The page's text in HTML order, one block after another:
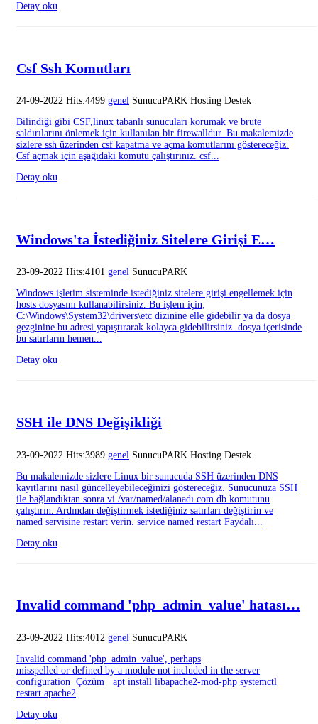
Detay oku
Csf Ssh Komutları
24-09-2022 Hits:4499 genel SunucuPARK Hosting Destek
Bilindiği gibi CSF,linux tabanlı sunucuları korumak ve brute
saldırılarını önlemek için kullanılan bir firewalldur. Bu makalemizde
sizlere ssh üzerinden csf kapatma ve açma komutlarını göstereceğiz.
Csf açmak için aşağıdaki komutu çalıştırınız. csf...
Detay oku
Windows'ta İstediğiniz Sitelere Girişi E…
23-09-2022 Hits:4101 genel SunucuPARK
Windows işletim sisteminde istediğiniz sitelere girişi engellemek için
hosts dosyasını kullanabilirsiniz. Bu işlem için;
C:\Windows\System32\drivers\etc dizinine elle gidebilir ya da dosya
gezginine bu adresi yapıştırarak kolayca gidebilirsiniz. dosya içerisinde
bu satırların hemen...
Detay oku
SSH ile DNS Değişikliği
23-09-2022 Hits:3989 genel SunucuPARK Hosting Destek
Bu makalemizde sizlere Linux bir sunucuda SSH üzerinden DNS
kayıtlarını nasıl güncelleyebileceğinizi göstereceğiz. Sunucunuza SSH
ile bağlandıktan sonra vi /var/named/alanadı.com.db komutunu
çalıştırın. Ardından değiştirmek istediğiniz satırları değiştirin ve
named servisine restart verin. service named restart Faydalı...
Detay oku
Invalid command 'php_admin_value' hatası…
23-09-2022 Hits:4012 genel SunucuPARK
Invalid command 'php_admin_value', perhaps
misspelled or defined by a module not included in the server
configuration Çözüm apt install libapache2-mod-php systemctl
restart apache2
Detay oku